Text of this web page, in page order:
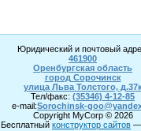
Юридический и почтовый
461900
Оренбургская область
город Сорочинск
улица Льва Толстого,
Тел/факс: (35346) 4-12-85
e-mail:Sorochinsk-
Copyright MyCorp © 2026
Бесплатный конструктор сайтов —